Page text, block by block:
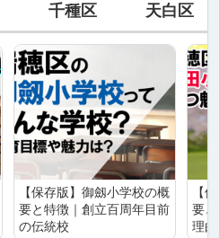
千種区 天白区
【保存版】御劔小学校の概
要と特徴｜創立百周年目前
の伝統校
【
要
理